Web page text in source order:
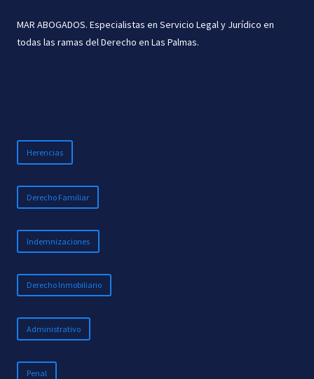
MAR ABOGADOS. Especialistas en Servicio Legal y Jurídico en
todas las ramas del Derecho en Las Palmas.
Herencias
Derecho Familiar
Indemnizaciones
Derecho Inmobiliario
Administrativo
Penal